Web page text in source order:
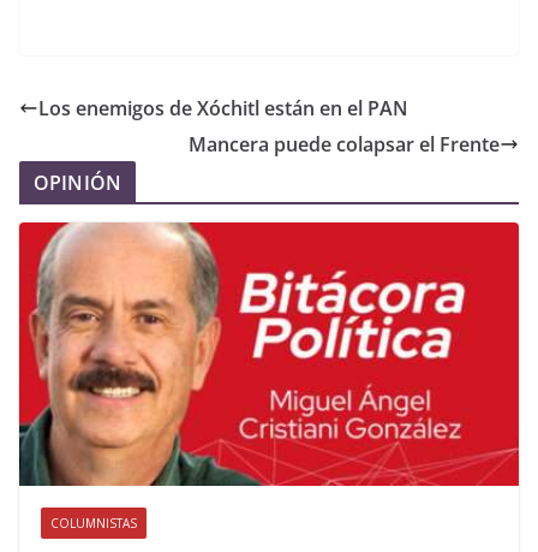
Los enemigos de Xóchitl están en el PAN
Mancera puede colapsar el Frente
OPINIÓN
COLUMNISTAS